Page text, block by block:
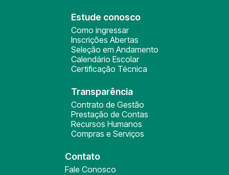
Estude conosco
Como ingressar
Inscrições Abertas
Seleção em Andamento
Calendário Escolar
Certificação Técnica
Transparência
Contrato de Gestão
Prestação de Contas
Recursos Humanos
Compras e Serviços
Contato
Fale Conosco